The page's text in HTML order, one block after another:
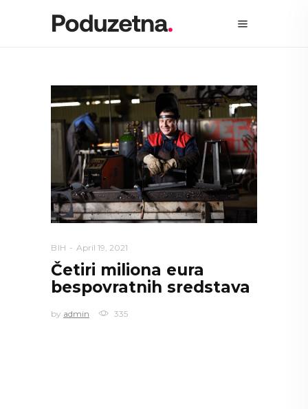
BIH April 19, 2021
Četiri miliona eura
bespovratnih sredstava
by admin 335